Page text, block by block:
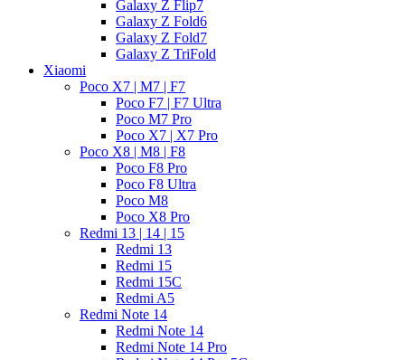
Galaxy Z Flip7
Galaxy Z Fold6
Galaxy Z Fold7
Galaxy Z TriFold
Xiaomi
Poco X7 | M7 | F7
Poco F7 | F7 Ultra
Poco M7 Pro
Poco X7 | X7 Pro
Poco X8 | M8 | F8
Poco F8 Pro
Poco F8 Ultra
Poco M8
Poco X8 Pro
Redmi 13 | 14 | 15
Redmi 13
Redmi 15
Redmi 15C
Redmi A5
Redmi Note 14
Redmi Note 14
Redmi Note 14 Pro